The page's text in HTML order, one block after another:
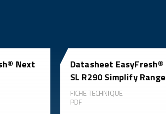
Next
Datasheet
SL R290 Simplify Range
FICHE TECHNIQUE
PDF